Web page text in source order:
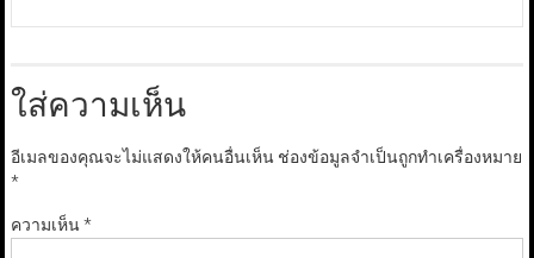
ใส่ความเห็น
อีเมลของคุณจะไม่แสดงให้คนอื่นเห็น ช่องข้อมูลจำเป็นถูกทำเครื่องหมาย
*
ความเห็น*